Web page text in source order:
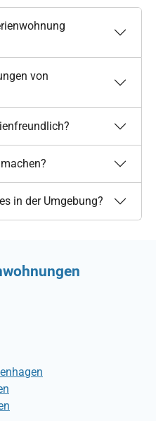
von
in der Umgebung?